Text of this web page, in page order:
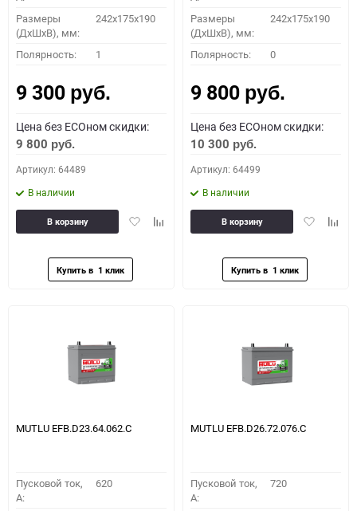
Размеры
(ДхШхВ), мм:
242x175x190
Полярность: 1
9 300 руб.
Цена без ECOном скидки:
9 800 руб.
Артикул: 64489
В наличии
ДобавитьДобавить
В корзину
Размеры
(ДхШхВ), мм:
242x175x190
Полярность: 0
9 800 руб.
Цена без ECOном скидки:
10 300 руб.
Артикул: 64499
В наличии
Добавить
В корзину
MUTLU EFB.D23.64.062.C
Пусковой ток,
A:
620
MUTLU EFB.D26.72.076.C
Пусковой ток,
A:
720